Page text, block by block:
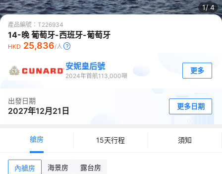
1/4
產品編號： T226934
14-晚 葡萄牙-西班牙-葡萄牙
HKD 25,836/人
安妮皇后號
2024年首航113,000噸
更多
出發日期
2027年12月21日 更多日期
艙房 15天行程 須知
內艙房 海景房 露台房